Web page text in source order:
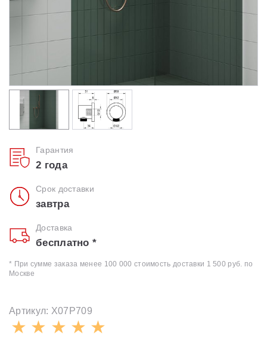
Умывальники
Средства ухода
Гарантия
2 года
Срок доставки
завтра
Доставка
бесплатно *
* При сумме заказа менее 100 000 стоимость доставки 1 500 руб. по
Москве
Артикул: X07P709